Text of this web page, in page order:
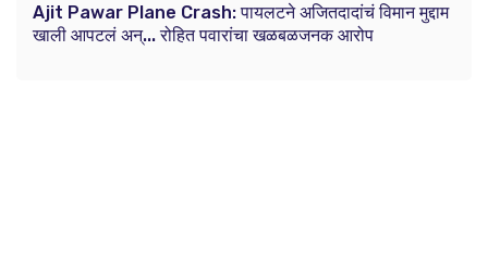
Ajit Pawar Plane Crash: पायलटने अजितदादांचं विमान मुद्दाम
खाली आपटलं अन्... रोहित पवारांचा खळबळजनक आरोप